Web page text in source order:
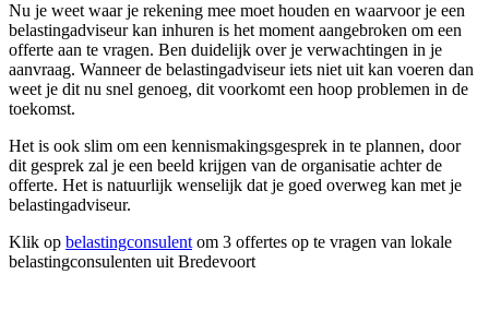
Nu je weet waar je rekening mee moet houden en waarvoor je een
belastingadviseur kan inhuren is het moment aangebroken om een
offerte aan te vragen. Ben duidelijk over je verwachtingen in je
aanvraag. Wanneer de belastingadviseur iets niet uit kan voeren dan
weet je dit nu snel genoeg, dit voorkomt een hoop problemen in de
toekomst.
Het is ook slim om een kennismakingsgesprek in te plannen, door
dit gesprek zal je een beeld krijgen van de organisatie achter de
offerte. Het is natuurlijk wenselijk dat je goed overweg kan met je
belastingadviseur.
Klik op belastingconsulent om 3 offertes op te vragen van lokale
belastingconsulenten uit Bredevoort